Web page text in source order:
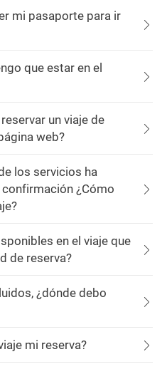
mi pasaporte para ir
que estar en el
un viaje de
web?
los servicios ha
¿Cómo
en el viaje que
de reserva?
¿dónde debo
mi reserva?